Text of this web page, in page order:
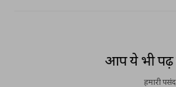
आप ये भी
हमारी पसंद